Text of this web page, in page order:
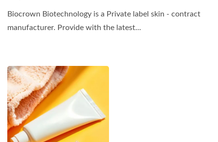
Biocrown Biotechnology is a Private label skin - contract
manufacturer. Provide with the latest...